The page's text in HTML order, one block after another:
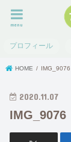
menu
プロフィール
HOME IMG_9076
2020.11.07
IMG_9076